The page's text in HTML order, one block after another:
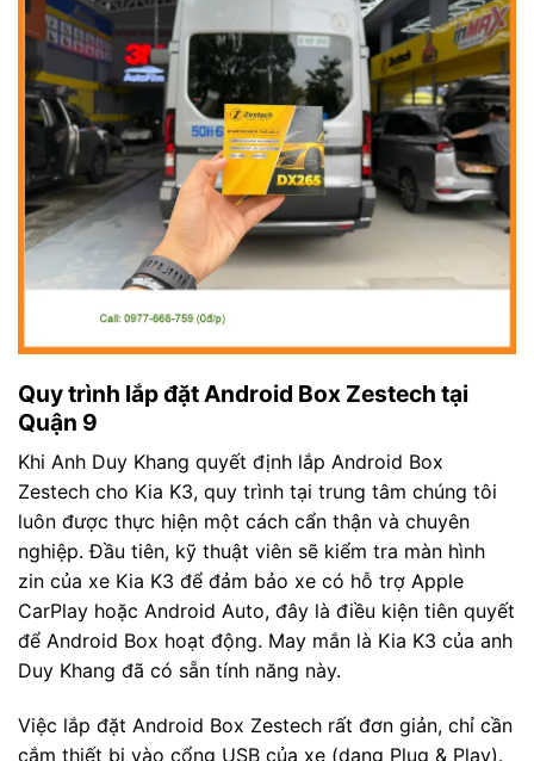
Quy trình lắp đặt Android Box Zestech tại
Quận 9
Khi Anh Duy Khang quyết định lắp Android Box
Zestech cho Kia K3, quy trình tại trung tâm chúng tôi
luôn được thực hiện một cách cẩn thận và chuyên
nghiệp. Đầu tiên, kỹ thuật viên sẽ kiểm tra màn hình
zin của xe Kia K3 để đảm bảo xe có hỗ trợ Apple
CarPlay hoặc Android Auto, đây là điều kiện tiên quyết
để Android Box hoạt động. May mắn là Kia K3 của anh
Duy Khang đã có sẵn tính năng này.
Việc lắp đặt Android Box Zestech rất đơn giản, chỉ cần
cắm thiết bị vào cổng USB của xe (dạng Plug & Play).